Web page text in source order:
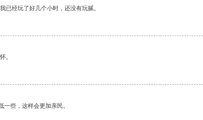
已经玩了好几个小时，还没有玩腻。
。
些，这样会更加亲民。